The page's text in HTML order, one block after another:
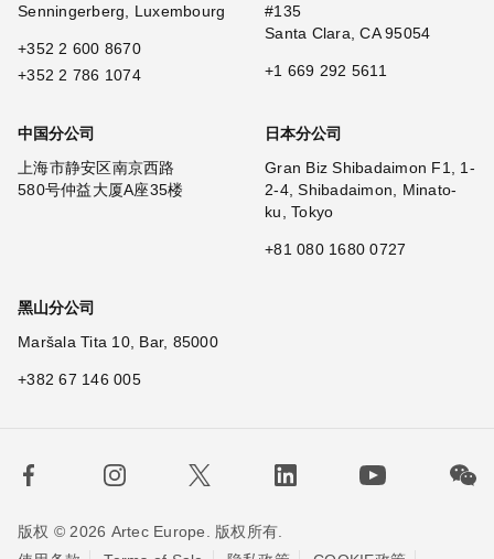
Senningerberg, Luxembourg
+352 2 600 8670
+352 2 786 1074
#135
Santa Clara, CA 95054
+1 669 292 5611
中国分公司
上海市静安区南京西路
580号仲益大厦A座35楼
日本分公司
Gran Biz Shibadaimon F1, 1-
2-4, Shibadaimon, Minato-
ku, Tokyo
+81 080 1680 0727
黑山分公司
Maršala Tita 10, Bar, 85000
+382 67 146 005
版权 © 2026 Artec Europe. 版权所有.